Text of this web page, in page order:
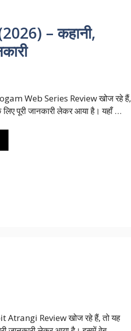
– कहानी,
Web Series Review खोज रहे हैं,
पूरी जानकारी लेकर आया है। यहाँ …
Atrangi Review खोज रहे हैं, तो यह